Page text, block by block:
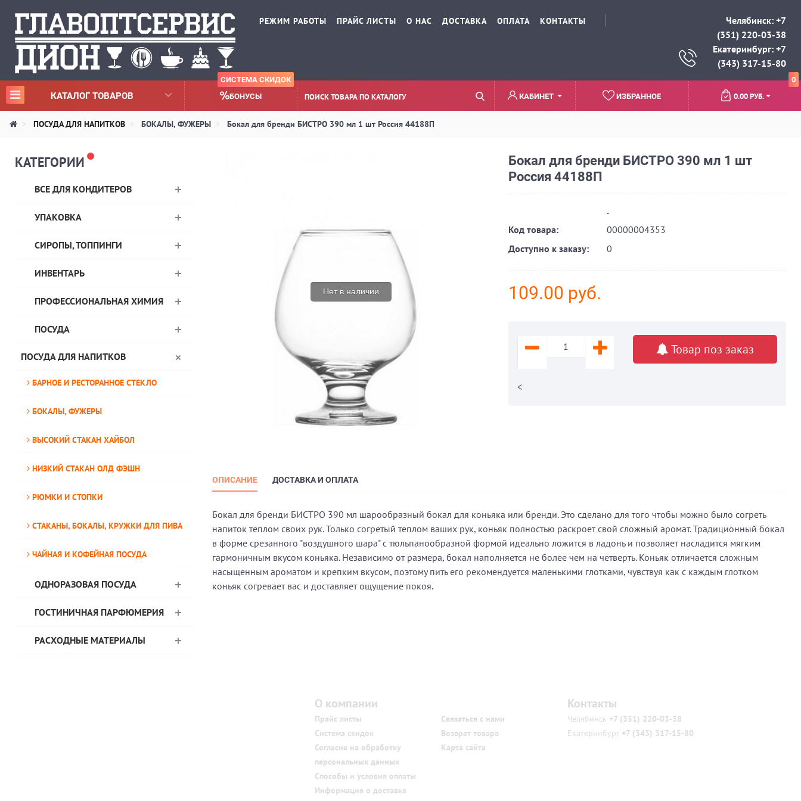
РЕЖИМ РАБОТЫ ПРАЙС ЛИСТЫ О НАС ДОСТАВКА ОПЛАТА КОНТАКТЫ
Челябинск: +7
(351) 220-03-38
Екатеринбург: +7
(343) 317-15-80
КАТАЛОГ ТОВАРОВ
(CURRENT) БОНУСЫ
СИСТЕМА СКИДОК
КАБИНЕТ
ИЗБРАННОЕ
0
0.00 РУБ.
ПОСУДА ДЛЯ НАПИТКОВ БОКАЛЫ, ФУЖЕРЫ Бокал для бренди БИСТРО 390 мл 1 шт Россия 44188П
КАТЕГОРИИ
ВСЕ ДЛЯ КОНДИТЕРОВ
УПАКОВКА
СИРОПЫ, ТОППИНГИ
ИНВЕНТАРЬ
ПРОФЕССИОНАЛЬНАЯ ХИМИЯ
ПОСУДА
ПОСУДА ДЛЯ НАПИТКОВ
БАРНОЕ И РЕСТОРАННОЕ СТЕКЛО
БОКАЛЫ, ФУЖЕРЫ
ВЫСОКИЙ СТАКАН ХАЙБОЛ
НИЗКИЙ СТАКАН ОЛД ФЭШН
РЮМКИ И СТОПКИ
СТАКАНЫ, БОКАЛЫ, КРУЖКИ ДЛЯ ПИВА
ЧАЙНАЯ И КОФЕЙНАЯ ПОСУДА
ОДНОРАЗОВАЯ ПОСУДА
ГОСТИНИЧНАЯ ПАРФЮМЕРИЯ
РАСХОДНЫЕ МАТЕРИАЛЫ
Нет в наличии
Бокал для бренди БИСТРО 390 мл 1 шт
Россия 44188П
.
Код товара:
00000004353
Доступно к заказу:
0
109.00 руб.
Товар поз заказ
<
ОПИСАНИЕ ДОСТАВКА И ОПЛАТА
Бокал для бренди БИСТРО 390 мл шарообразный бокал для коньяка или бренди. Это сделано для того чтобы можно было согреть
напиток теплом своих рук. Только согретый теплом ваших рук, коньяк полностью раскроет свой сложный аромат. Традиционный бокал
в форме срезанного "воздушного шара" с тюльпанообразной формой идеально ложится в ладонь и позволяет насладится мягким
гармоничным вкусом коньяка. Независимо от размера, бокал наполняется не более чем на четверть. Коньяк отличается сложным
насыщенным ароматом и крепким вкусом, поэтому пить его рекомендуется маленькими глотками, чувствуя как с каждым глотком
коньяк согревает вас и доставляет ощущение покоя.
О компании
Прайс листы
Система скидок
Согласие на обработку
персональных данных
Способы и условия оплаты
Информация о доставке
Связаться с нами
Возврат товара
Карта сайта
Контакты
Челябинск +7 (351) 220-03-38
Екатеринбург +7 (343) 317-15-80